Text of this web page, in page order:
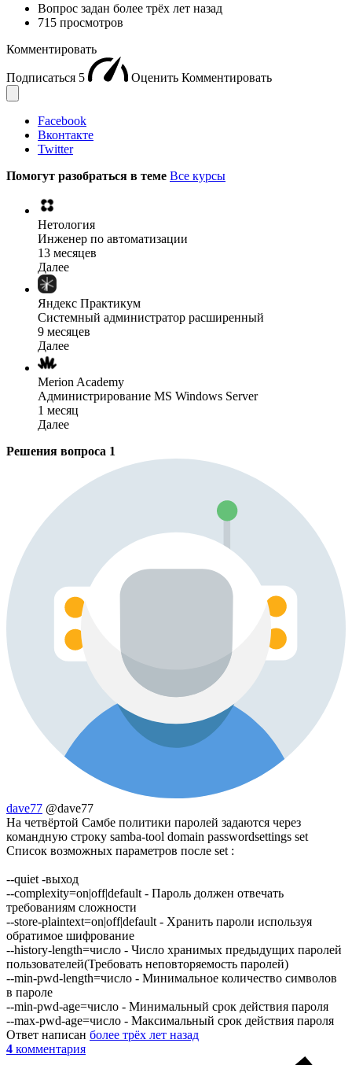
Вопрос задан более трёх лет назад
715 просмотров
Комментировать
Подписаться 5 Оценить Комментировать
Facebook
Вконтакте
Twitter
Помогут разобраться в теме Все курсы
Нетология
Инженер по автоматизации
13 месяцев
Далее
Яндекс Практикум
Системный администратор расширенный
9 месяцев
Далее
Merion Academy
Администрирование MS Windows Server
1 месяц
Далее
Решения вопроса 1
dave77 @dave77
На четвёртой Самбе политики паролей задаются через
командную строку samba-tool domain passwordsettings set
Список возможных параметров после set :
--quiet -выход
--complexity=on|off|default - Пароль должен отвечать
требованиям сложности
--store-plaintext=on|off|default - Хранить пароли используя
обратимое шифрование
--history-length=число - Число хранимых предыдущих паролей
пользователей(Требовать неповторяемость паролей)
--min-pwd-length=число - Минимальное количество символов
в пароле
--min-pwd-age=число - Минимальный срок действия пароля
--max-pwd-age=число - Максимальный срок действия пароля
Ответ написан более трёх лет назад
4 комментария